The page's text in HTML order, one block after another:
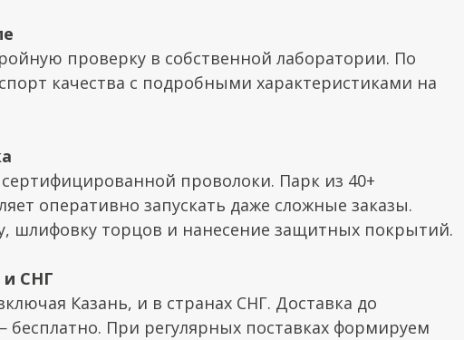
проверку в собственной лаборатории. По
качества с подробными характеристиками на
проволоки. Парк из 40+
оперативно запускать даже сложные заказы.
шлифовку торцов и нанесение защитных покрытий.
и СНГ
Казань, и в странах СНГ. Доставка до
При регулярных поставках формируем